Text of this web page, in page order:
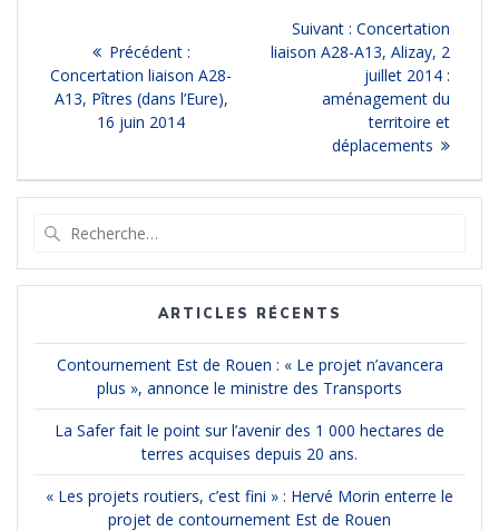
k
n p
p
l’article
Précédent :Article
précédent
:
Concertation liaison A28-
A13, Pîtres (dans l’Eure),
16 juin 2014
Suivant : Article
suivant
Concertation
liaison A28-A13, Alizay, 2
juillet 2014 :
aménagement du
territoire et
déplacements
:
ARTICLES RÉCENTS
Contournement Est de Rouen : « Le projet n’avancera
plus », annonce le ministre des Transports
La Safer fait le point sur l’avenir des 1 000 hectares de
terres acquises depuis 20 ans.
« Les projets routiers, c’est fini » : Hervé Morin enterre le
projet de contournement Est de Rouen